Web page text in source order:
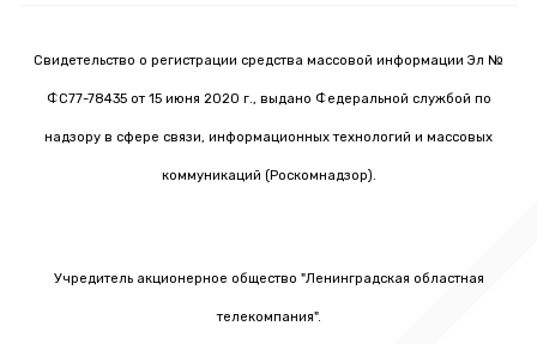
Свидетельство о регистрации средства массовой информации Эл №
ФС77-78435 от 15 июня 2020 г., выдано Федеральной службой по
надзору в сфере связи, информационных технологий и массовых
коммуникаций (Роскомнадзор).
Учредитель акционерное общество "Ленинградская областная
телекомпания".